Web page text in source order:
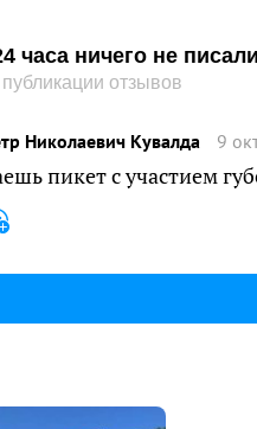
часа ничего не
отзывов
Николаевич Кувалда 9
пикет с участием